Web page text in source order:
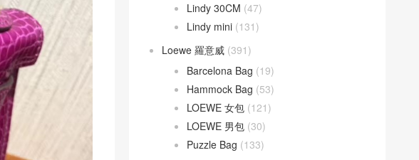
Lindy 30CM (47)
Lindy mini (131)
Loewe 羅意威 (391)
Barcelona Bag (19)
Hammock Bag (53)
LOEWE 女包 (121)
LOEWE 男包 (30)
Puzzle Bag (133)